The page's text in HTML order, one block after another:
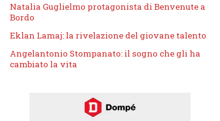
Natalia Guglielmo protagonista di Benvenute a
Bordo
Eklan Lamaj: la rivelazione del giovane talento
Angelantonio Stompanato: il sogno che gli ha
cambiato la vita